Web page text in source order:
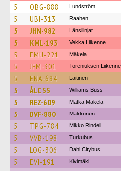
5 OBG-888 Lundström
5 UBI-313 Raahen
5 JHN-982 Länsilinjat
5 KML-193 Vekka Liikenne
5 EMU-221 Mäkela
5 JFM-301 Toreniuksen Liikenne
5 ENA-684 Laitinen
5 ÅLC 55 Williams Buss
5 REZ-609 Matka Mäkelä
5 BVF-880 Makkonen
5 TPG-784 Mikko Rindell
5 VVB-198 Turkubus
5 LOG-306 Dahl Citybus
5 EVI-191 Kivimäki